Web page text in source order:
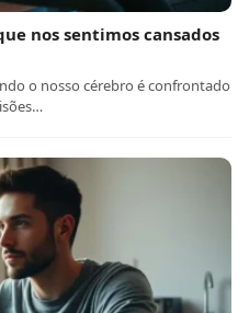
nos sentimos cansados
o nosso cérebro é confrontado